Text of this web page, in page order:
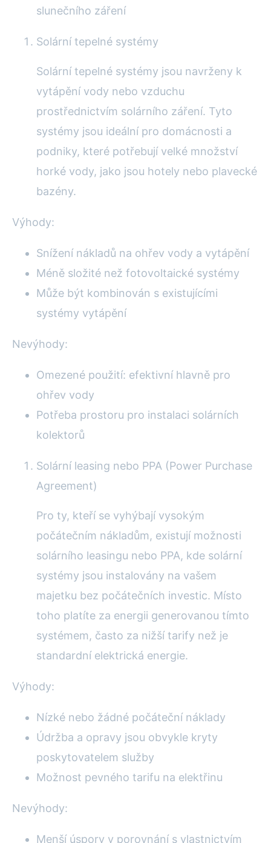
slunečního záření
Solární tepelné systémy
Solární tepelné systémy jsou navrženy k
vytápění vody nebo vzduchu
prostřednictvím solárního záření. Tyto
systémy jsou ideální pro domácnosti a
podniky, které potřebují velké množství
horké vody, jako jsou hotely nebo plavecké
bazény.
Výhody:
Snížení nákladů na ohřev vody a vytápění
Méně složité než fotovoltaické systémy
Může být kombinován s existujícími
systémy vytápění
Nevýhody:
Omezené použití: efektivní hlavně pro
ohřev vody
Potřeba prostoru pro instalaci solárních
kolektorů
Solární leasing nebo PPA (Power Purchase
Agreement)
Pro ty, kteří se vyhýbají vysokým
počátečním nákladům, existují možnosti
solárního leasingu nebo PPA, kde solární
systémy jsou instalovány na vašem
majetku bez počátečních investic. Místo
toho platíte za energii generovanou tímto
systémem, často za nižší tarify než je
standardní elektrická energie.
Výhody:
Nízké nebo žádné počáteční náklady
Údržba a opravy jsou obvykle kryty
poskytovatelem služby
Možnost pevného tarifu na elektřinu
Nevýhody:
Menší úspory v porovnání s vlastnictvím